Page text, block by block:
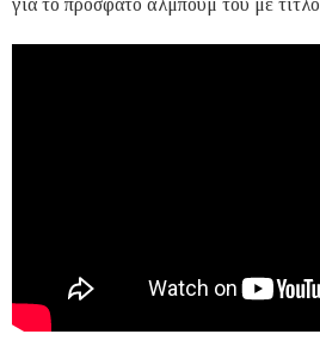
για το πρόσφατο άλμπουμ του με τίτλο